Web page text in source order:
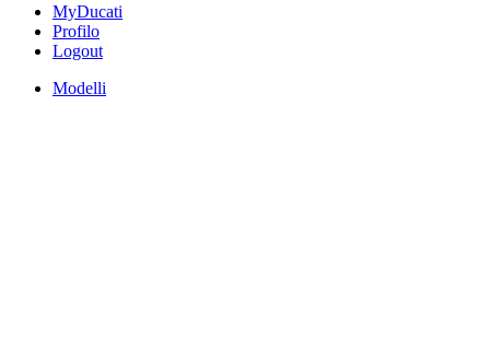
MyDucati
Profilo
Logout
Modelli